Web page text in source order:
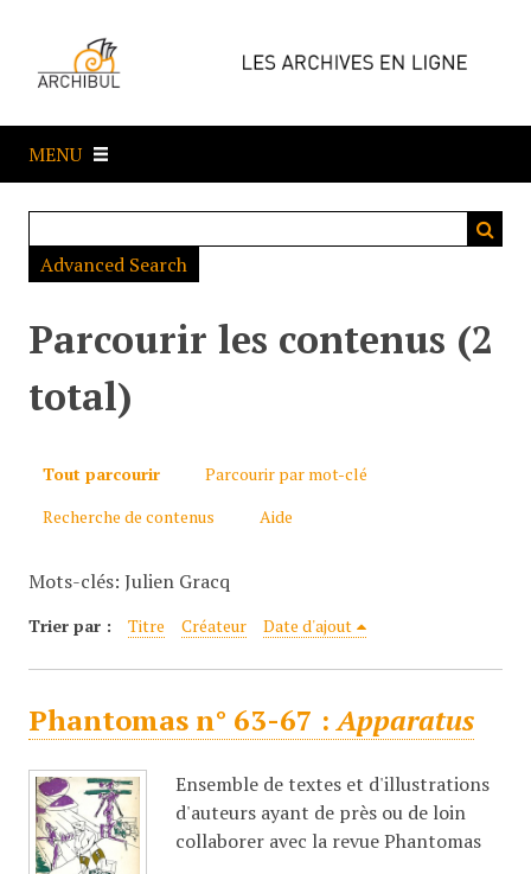
e
a
MENU
Advanced Search
Parcourir les contenus (2
total)
Tout parcourir
Parcourir par mot-clé
Recherche de contenus
Aide
Mots-clés: Julien Gracq
Trier par : Titre Créateur Date d'ajout
Phantomas n° 63-67 :Apparatus
Ensemble de textes et d'illustrations
d'auteurs ayant de près ou de loin
collaborer avec la revue Phantomas